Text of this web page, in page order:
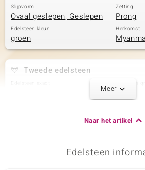
Slijpvorm
Ovaal geslepen, Geslepen
Zetting
Prong
Edelsteen kleur
groen
Herkomst
Tweede edelsteen
3 à 2 mm
Rond
Meer
Naar het artikel
Edelsteen